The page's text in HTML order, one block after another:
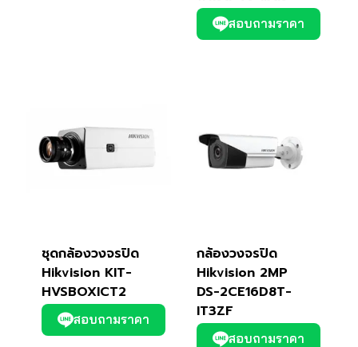
สอบถามราคา
ชุดกล้องวงจรปิด
Hikvision KIT-
HVSBOXICT2
สอบถามราคา
กล้องวงจรปิด
Hikvision 2MP
DS-2CE16D8T-
IT3ZF
สอบถามราคา